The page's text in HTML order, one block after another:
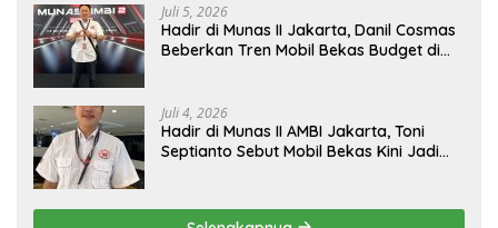
Juli 5, 2026
Hadir di Munas II Jakarta, Danil Cosmas
Beberkan Tren Mobil Bekas Budget di
Juli 4, 2026
Hadir di Munas II AMBI Jakarta, Toni
Septianto Sebut Mobil Bekas Kini Jadi